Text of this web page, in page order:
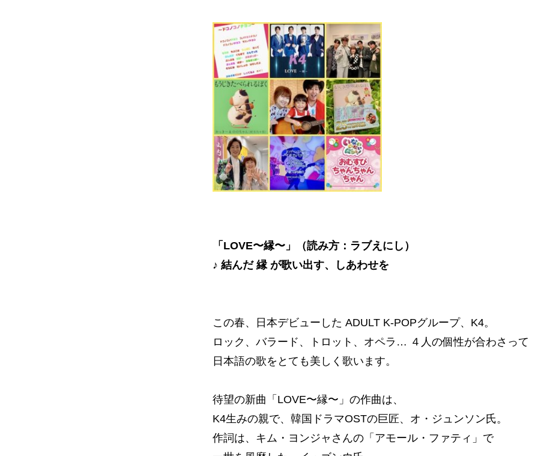
「LOVE〜縁〜」（読み方：ラブえにし）
♪ 結んだ 縁 が歌い出す、しあわせを
この春、日本デビューした ADULT K-POPグループ、K4。
ロック、バラード、トロット、オペラ… ４人の個性が合わさって
日本語の歌をとても美しく歌います。
待望の新曲「LOVE〜縁〜」の作曲は、
K4生みの親で、韓国ドラマOSTの巨匠、オ・ジュンソン氏。
作詞は、キム・ヨンジャさんの「アモール・ファティ」で